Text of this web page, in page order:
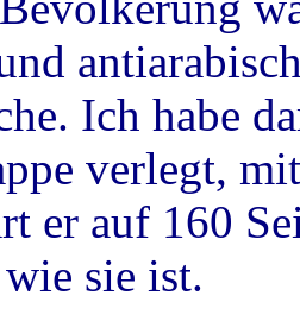
Ich habe
verlegt,
er auf 160
sie ist.